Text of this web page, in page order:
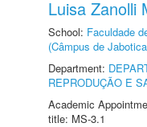
Luisa Zanolli
School: Faculdade
(Câmpus de
Department:
REPRODUÇÃO E
Academic
title: MS-3.1